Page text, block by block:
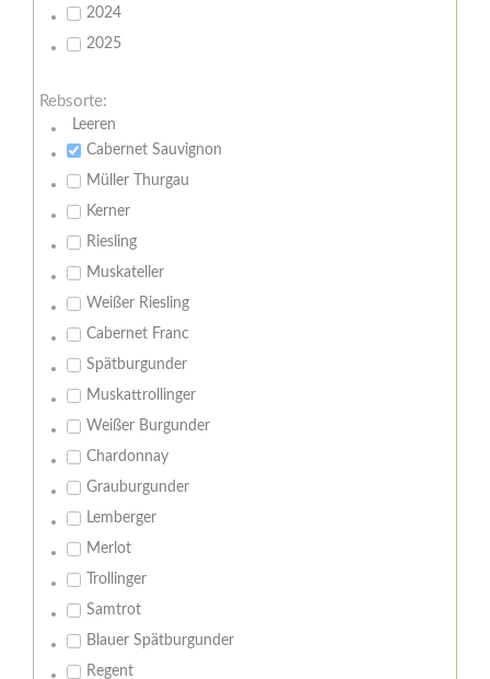
2024
2025
Rebsorte:
Leeren
Cabernet Sauvignon
Müller Thurgau
Kerner
Riesling
Muskateller
Weißer Riesling
Cabernet Franc
Spätburgunder
Muskattrollinger
Weißer Burgunder
Chardonnay
Grauburgunder
Lemberger
Merlot
Trollinger
Samtrot
Blauer Spätburgunder
Regent